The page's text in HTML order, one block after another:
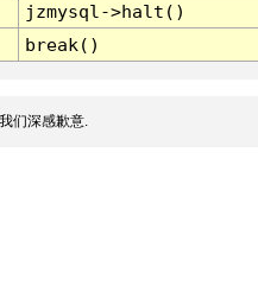
jzmysql->halt()
break()
们深感歉意.